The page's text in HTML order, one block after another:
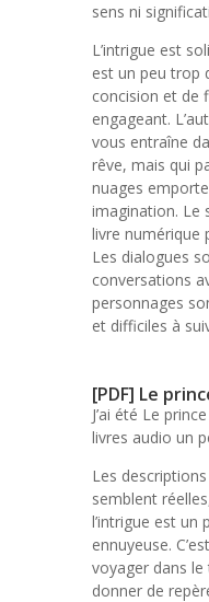
sens ni
L’intrigue est
est un peu trop
concision et de
engageant.
vous entraîne
rêve, mais qui
nuages
imagination. Le
livre numérique
Les dialogues
conversations
personnages
et difficiles à
[PDF] Le
J’ai été Le
livres audio un
Les
semblent
l’intrigue est un
ennuyeuse.
voyager dans
donner de